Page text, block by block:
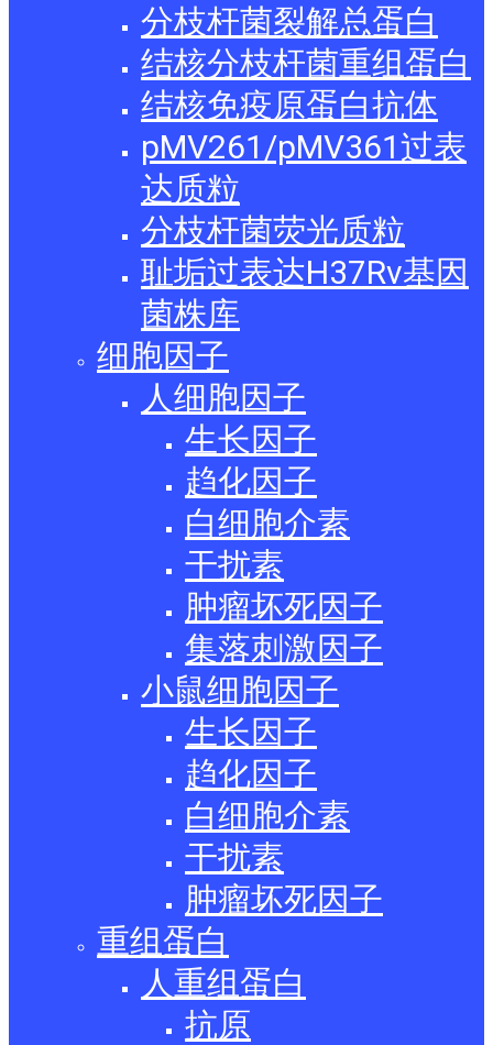
分枝杆菌裂解总蛋白
结核分枝杆菌重组蛋白
结核免疫原蛋白抗体
pMV261/pMV361过表
达质粒
分枝杆菌荧光质粒
耻垢过表达H37Rv基因
菌株库
细胞因子
人细胞因子
生长因子
趋化因子
白细胞介素
干扰素
肿瘤坏死因子
集落刺激因子
小鼠细胞因子
生长因子
趋化因子
白细胞介素
干扰素
肿瘤坏死因子
重组蛋白
人重组蛋白
抗原